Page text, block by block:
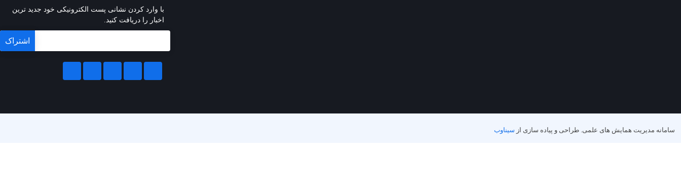
با وارد کردن نشانی پست الکترونیکی خود جدید ترین
اخبار را دریافت کنید.
سامانه مدیریت همایش های علمی. طراحی و پیاده سازی از سیناوب